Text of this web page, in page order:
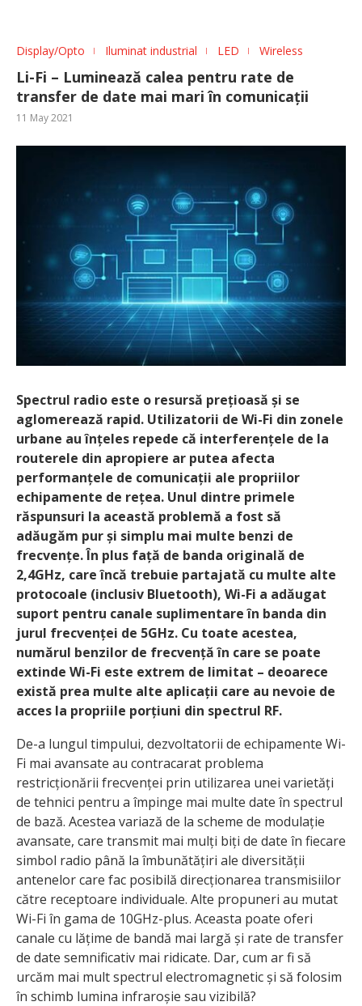
Display/Opto Iluminat industrial LED Wireless
Li-Fi – Luminează calea pentru rate de
transfer de date mai mari în comunicații
11 May 2021
Spectrul radio este o resursă prețioasă și se
aglomerează rapid. Utilizatorii de Wi-Fi din zonele
urbane au înțeles repede că interferențele de la
routerele din apropiere ar putea afecta
performanțele de comunicații ale propriilor
echipamente de rețea. Unul dintre primele
răspunsuri la această problemă a fost să
adăugăm pur și simplu mai multe benzi de
frecvențe. În plus față de banda originală de
2,4GHz, care încă trebuie partajată cu multe alte
protocoale (inclusiv Bluetooth), Wi-Fi a adăugat
suport pentru canale suplimentare în banda din
jurul frecvenței de 5GHz. Cu toate acestea,
numărul benzilor de frecvență în care se poate
extinde Wi-Fi este extrem de limitat – deoarece
există prea multe alte aplicații care au nevoie de
acces la propriile porțiuni din spectrul RF.
De-a lungul timpului, dezvoltatorii de echipamente Wi-
Fi mai avansate au contracarat problema
restricționării frecvenței prin utilizarea unei varietăți
de tehnici pentru a împinge mai multe date în spectrul
de bază. Acestea variază de la scheme de modulație
avansate, care transmit mai mulți biți de date în fiecare
simbol radio până la îmbunătățiri ale diversității
antenelor care fac posibilă direcționarea transmisiilor
către receptoare individuale. Alte propuneri au mutat
Wi-Fi în gama de 10GHz-plus. Aceasta poate oferi
canale cu lățime de bandă mai largă și rate de transfer
de date semnificativ mai ridicate. Dar, cum ar fi să
urcăm mai mult spectrul electromagnetic și să folosim
în schimb lumina infraroșie sau vizibilă?